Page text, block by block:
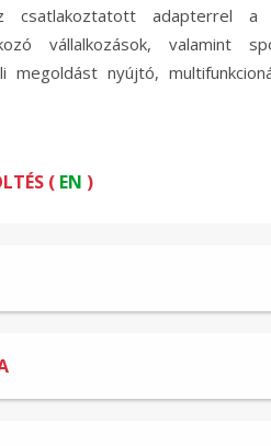
csatlakoztatott adapterrel a
vállalkozások, valamint
megoldást nyújtó,
( EN )